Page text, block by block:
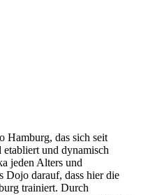
Hamburg, das sich seit
und dynamisch
jeden Alters und
Dojo darauf, dass hier die
trainiert. Durch